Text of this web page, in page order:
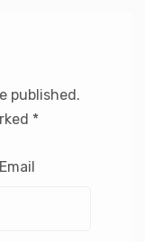
published.
*
Email